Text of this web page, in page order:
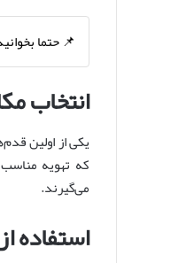
📌 حتما
انتخاب
یکی از اولین
که تهویه
می‌گیرند.
استفاده